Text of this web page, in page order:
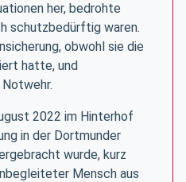
her, bedrohte
schutzbedürftig waren.
obwohl sie die
hatte, und
2022 im Hinterhof
in der Dortmunder
wurde, kurz
Mensch aus